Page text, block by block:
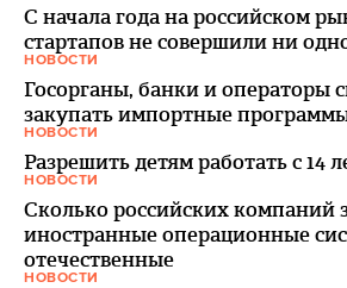
С начала года на российском
стартапов не совершили ни
НОВОСТИ
Госорганы, банки и операторы
закупать импортные
НОВОСТИ
Разрешить детям работать с 14
НОВОСТИ
Сколько российских компаний
иностранные операционные
отечественные
НОВОСТИ